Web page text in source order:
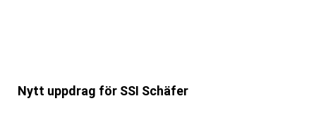
Nytt uppdrag för SSI Schäfer